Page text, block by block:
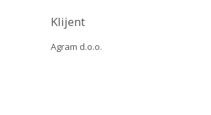
Klijent
Agram d.o.o.